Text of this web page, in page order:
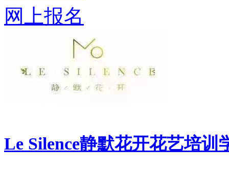
网上报名
Le Silence静默花开花艺培训